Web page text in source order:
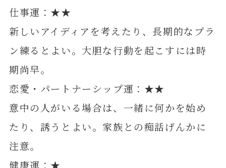
仕事運：★★
新しいアイディアを考えたり、長期的なプラ
ン練るとよい。大胆な行動を起こすには時
期尚早。
恋愛・パートナーシップ運：★★
意中の人がいる場合は、一緒に何かを始め
たり、誘うとよい。家族との痴話げんかに
注意。
健康運：★